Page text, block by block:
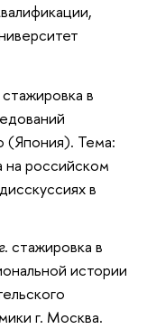
,
в
(Япония). Тема:
российском
в
. стажировка в
истории
г. Москва.